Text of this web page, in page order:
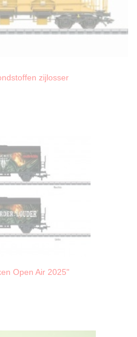
zijlosser
Open Air 2025"